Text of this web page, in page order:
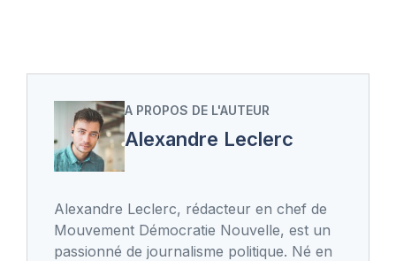
A PROPOS DE L'AUTEUR
Alexandre Leclerc
Alexandre Leclerc, rédacteur en chef de
Mouvement Démocratie Nouvelle, est un
passionné de journalisme politique. Né en